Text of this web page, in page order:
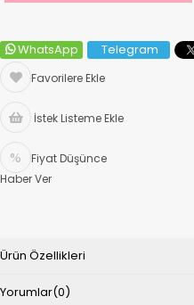
WhatsApp Telegram
Favorilere Ekle
İstek Listeme Ekle
Fiyat Düşünce
Haber Ver
Ürün Özellikleri
Yorumlar(0)